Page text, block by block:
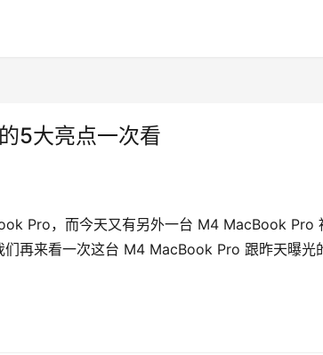
5大亮点一次看
Pro，而今天又有另外一台 M4 MacBook Pro
再来看一次这台 M4 MacBook Pro 跟昨天曝光